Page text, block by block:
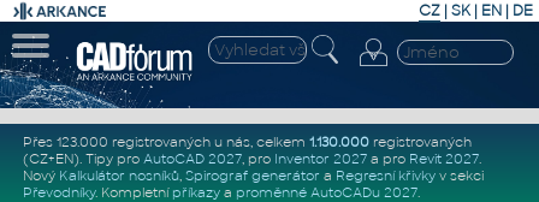
CZ | SK| EN | DE
Přes 123.000 registrovaných u nás, celkem 1.130.000registrovaných
(CZ+EN). Tipy pro AutoCAD 2027, pro Inventor 2027a pro Revit 2027.
Nový Kalkulátor nosníků, Spirograf generátor a Regresní křivkyv sekci
Převodníky. Kompletní příkazya proměnné AutoCADu 2027.